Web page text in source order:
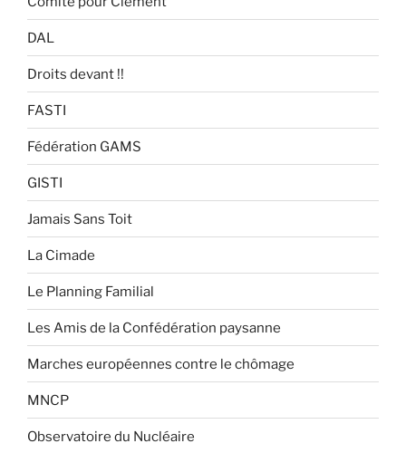
DAL
Droits devant !!
FASTI
Fédération GAMS
GISTI
Jamais Sans Toit
La Cimade
Le Planning Familial
Les Amis de la Confédération paysanne
Marches européennes contre le chômage
MNCP
Observatoire du Nucléaire